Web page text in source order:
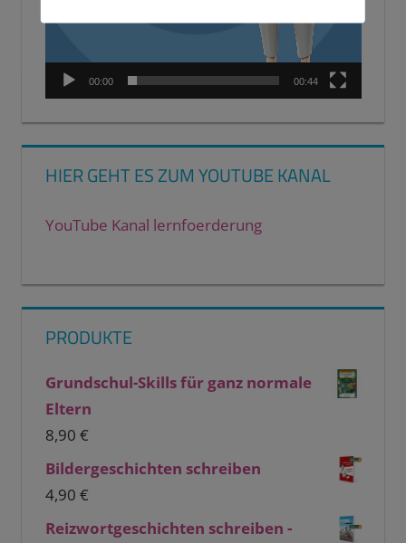
00:00 00:44
HIER GEHT ES ZUM YOUTUBE KANAL
YouTube Kanal lernfoerderung
PRODUKTE
Grundschul-Skills für ganz normale
Eltern
8,90 €
Bildergeschichten schreiben
4,90 €
Reizwortgeschichten schreiben -